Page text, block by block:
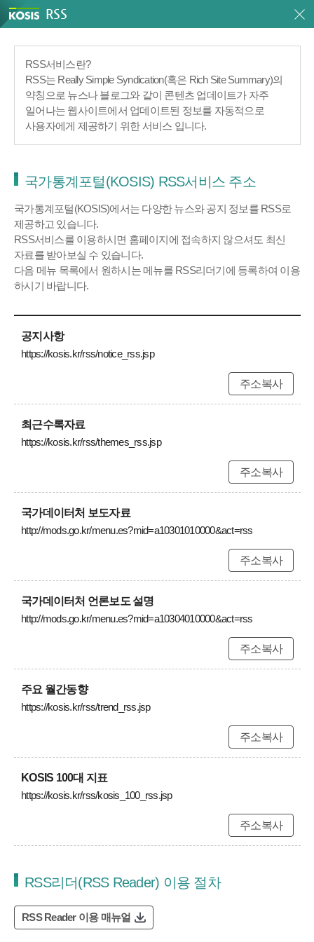
RSS
RSS서비스란?
RSS는 Really Simple Syndication(혹은 Rich Site Summary)의
약칭으로 뉴스나 블로그와 같이 콘텐츠 업데이트가 자주
일어나는 웹사이트에서 업데이트된 정보를 자동적으로
사용자에게 제공하기 위한 서비스 입니다.
국가통계포털(KOSIS) RSS서비스 주소
국가통계포털(KOSIS)에서는 다양한 뉴스와 공지 정보를 RSS로
제공하고 있습니다.
RSS서비스를 이용하시면 홈페이지에 접속하지 않으셔도 최신
자료를 받아보실 수 있습니다.
다음 메뉴 목록에서 원하시는 메뉴를 RSS리더기에 등록하여 이용
하시기 바랍니다.
공지사항
https://kosis.kr/rss/notice_rss.jsp
주소복사
최근수록자료
https://kosis.kr/rss/themes_rss.jsp
주소복사
국가데이터처 보도자료
http://mods.go.kr/menu.es?mid=a10301010000&act=rss
주소복사
국가데이터처 언론보도 설명
http://mods.go.kr/menu.es?mid=a10304010000&act=rss
주소복사
주요 월간동향
https://kosis.kr/rss/trend_rss.jsp
주소복사
KOSIS 100대 지표
https://kosis.kr/rss/kosis_100_rss.jsp
주소복사
RSS리더(RSS Reader) 이용 절차
RSS Reader 이용 매뉴얼